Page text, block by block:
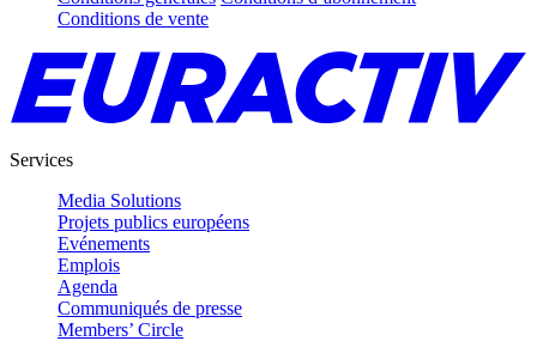
Conditions de vente
Services
Media Solutions
Projets publics européens
Evénements
Emplois
Agenda
Communiqués de presse
Members’ Circle